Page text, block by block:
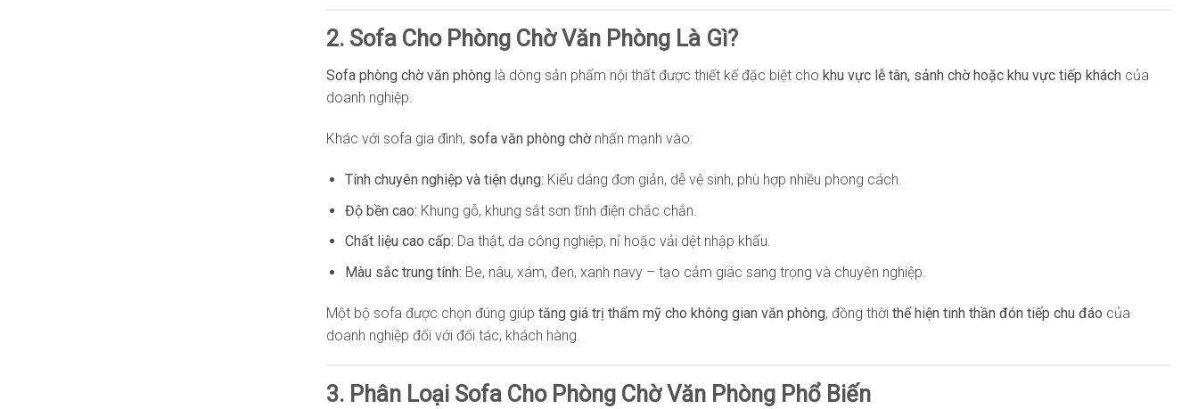
2. Sofa Cho Phòng Chờ Văn Phòng Là Gì?
Sofa phòng chờ văn phòng là dòng sản phẩm nội thất được thiết kế đặc biệt cho khu vực lễ tân, sảnh chờ hoặc khu vực tiếp khách của
doanh nghiệp.
Khác với sofa gia đình, sofa văn phòng chờnhấn mạnh vào:
Tính chuyên nghiệp và tiện dụng: Kiểu dáng đơn giản, dễ vệ sinh, phù hợp nhiều phong cách.
Độ bền cao: Khung gỗ, khung sắt sơn tĩnh điện chắc chắn.
Chất liệu cao cấp: Da thật, da công nghiệp, nỉ hoặc vải dệt nhập khẩu.
Màu sắc trung tính: Be, nâu, xám, đen, xanh navy – tạo cảm giác sang trọng và chuyên nghiệp.
Một bộ sofa được chọn đúng giúp tăng giá trị thẩm mỹ cho không gian văn phòng, đồng thời thể hiện tinh thần đón tiếp chu đáo của
doanh nghiệp đối với đối tác, khách hàng.
3. Phân Loại Sofa Cho Phòng Chờ Văn Phòng Phổ Biến